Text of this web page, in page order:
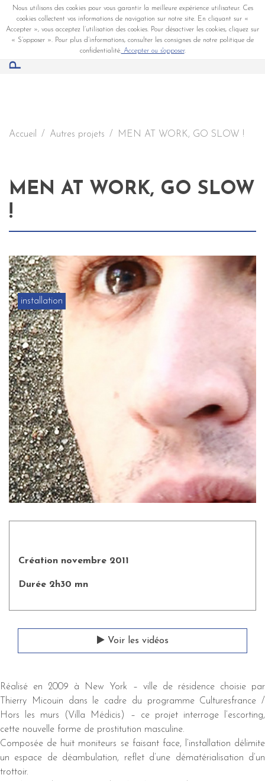
Nous utilisons des cookies pour vous garantir la meilleure expérience utilisateur. Ces
cookies collectent vos informations de navigation sur notre site. En cliquant sur «
Accepter », vous acceptez l’utilisation des cookies. Pour désactiver les cookies, cliquez sur
« S’opposer ». Pour plus d’informations, consulter les consignes de notre politique de
confidentialité.Accepter ou s'opposer.
Accueil Autres projets MEN AT WORK, GO SLOW !
MEN AT WORK, GO SLOW
!
installation
Création novembre 2011
Durée 2h30 mn
Voir les vidéos
Réalisé en 2009 à New York – ville de résidence choisie par
Thierry Micouin dans le cadre du programme Culturesfrance /
Hors les murs (Villa Médicis) – ce projet interroge l’escorting,
cette nouvelle forme de prostitution masculine.
Composée de huit moniteurs se faisant face, l’installation délimite
un espace de déambulation, reflet d’une dématérialisation d’un
trottoir.